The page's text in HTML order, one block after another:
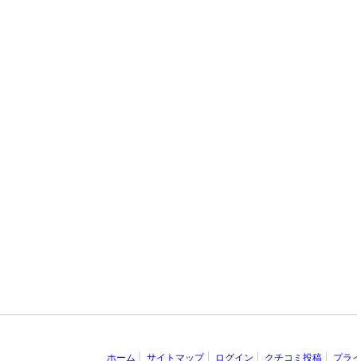
ホーム サイトマップ ログイン クチコミ投稿 プラ